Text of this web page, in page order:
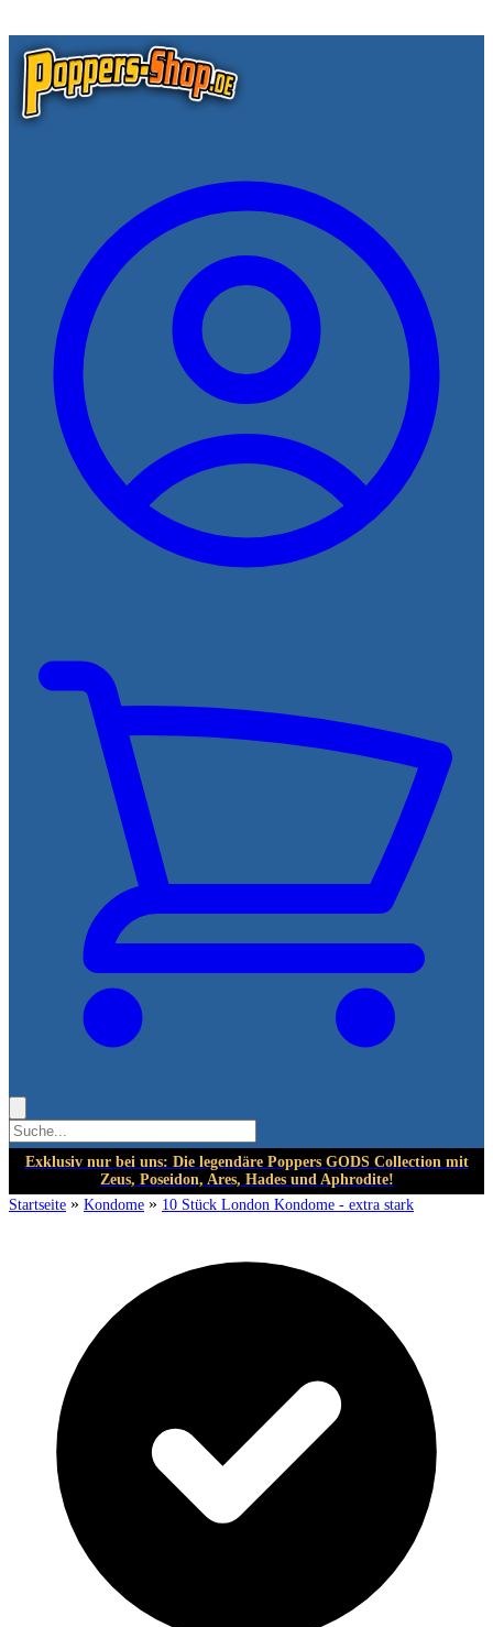
Exklusiv nur bei uns: Die legendäre Poppers GODS Collection mit
Zeus, Poseidon, Ares, Hades und Aphrodite!
Startseite » Kondome » 10 Stück London Kondome - extra stark